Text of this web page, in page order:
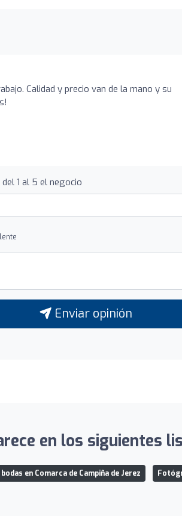
Calidad y precio van de la mano y su
1 al 5 el negocio
Enviar opinión
en los siguientes
en Comarca de Campiña de Jerez